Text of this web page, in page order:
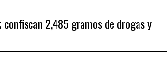
2,485 gramos de drogas y